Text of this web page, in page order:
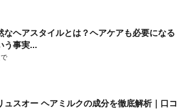
なヘアスタイルとは？ヘアケアも必要になる
う事実...
ュスオー ヘアミルクの成分を徹底解析｜口コ